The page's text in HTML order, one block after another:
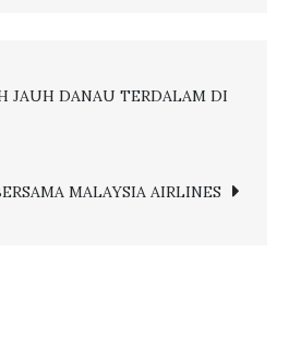
JAUH DANAU TERDALAM DI
MALAYSIA AIRLINES